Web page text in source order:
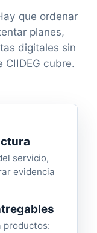
que ordenar
planes,
digitales sin
CIIDEG cubre.
servicio,
evidencia
productos: